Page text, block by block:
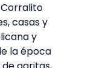
casas y
y
la época